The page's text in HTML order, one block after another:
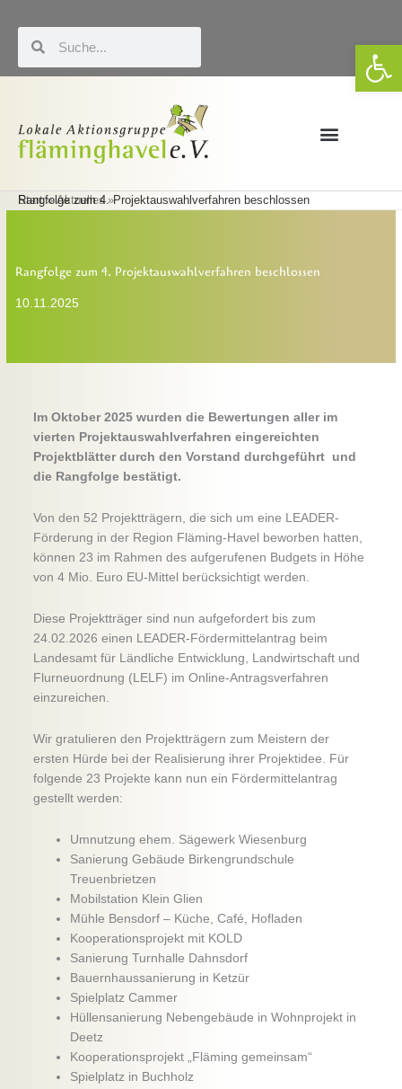
Inhalt
springen
Start Aktuelles
Rangfolge zum 4. Projektauswahlverfahren beschlossen
Rangfolge zum 4. Projektauswahlverfahren beschlossen
10.11.2025
Im Oktober 2025 wurden die Bewertungen aller im
vierten Projektauswahlverfahren eingereichten
Projektblätter durch den Vorstand durchgeführt und
die Rangfolge bestätigt.
Von den 52 Projektträgern, die sich um eine LEADER-
Förderung in der Region Fläming-Havel beworben hatten,
können 23 im Rahmen des aufgerufenen Budgets in Höhe
von 4 Mio. Euro EU-Mittel berücksichtigt werden.
Diese Projektträger sind nun aufgefordert bis zum
24.02.2026 einen LEADER-Fördermittelantrag beim
Landesamt für Ländliche Entwicklung, Landwirtschaft und
Flurneuordnung (LELF) im Online-Antragsverfahren
einzureichen.
Wir gratulieren den Projektträgern zum Meistern der
ersten Hürde bei der Realisierung ihrer Projektidee. Für
folgende 23 Projekte kann nun ein Fördermittelantrag
gestellt werden:
Umnutzung ehem. Sägewerk Wiesenburg
Sanierung Gebäude Birkengrundschule
Treuenbrietzen
Mobilstation Klein Glien
Mühle Bensdorf – Küche, Café, Hofladen
Kooperationsprojekt mit KOLD
Sanierung Turnhalle Dahnsdorf
Bauernhaussanierung in Ketzür
Spielplatz Cammer
Hüllensanierung Nebengebäude in Wohnprojekt in
Deetz
Kooperationsprojekt „Fläming gemeinsam“
Spielplatz in Buchholz